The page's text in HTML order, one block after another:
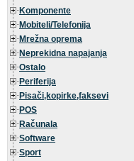
Komponente
Mobiteli/Telefonija
Mrežna oprema
Neprekidna napajanja
Ostalo
Periferija
Pisači,kopirke,faksevi
POS
Računala
Software
Sport